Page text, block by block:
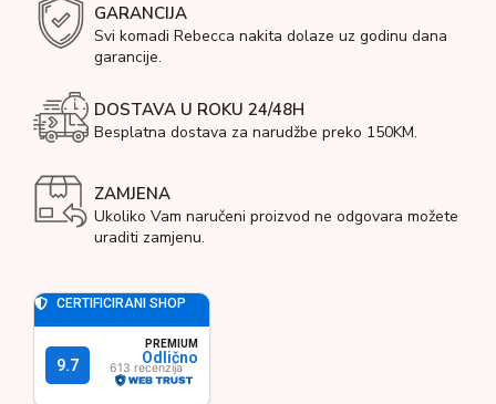
GARANCIJA
Svi komadi Rebecca nakita dolaze uz godinu dana
garancije.
DOSTAVA U ROKU 24/48H
Besplatna dostava za narudžbe preko 150KM.
ZAMJENA
Ukoliko Vam naručeni proizvod ne odgovara možete
uraditi zamjenu.